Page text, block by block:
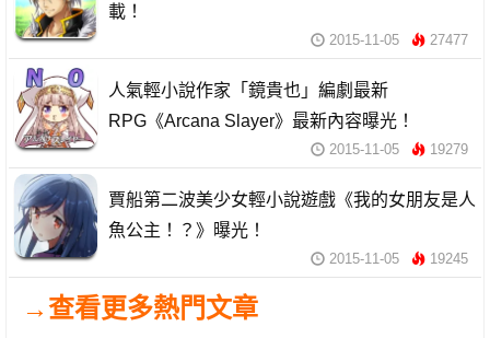
載！
2015-11-05 27477
人氣輕小說作家「鏡貴也」編劇最新
RPG《Arcana Slayer》最新內容曝光！
2015-11-05 19279
賈船第二波美少女輕小說遊戲《我的女朋友是人
魚公主！？》曝光！
2015-11-05 19245
→查看更多熱門文章